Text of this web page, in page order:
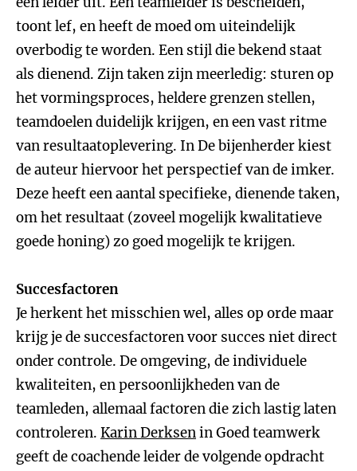
toont lef, en heeft de moed om uiteindelijk
overbodig te worden. Een stijl die bekend staat
als dienend. Zijn taken zijn meerledig: sturen op
het vormingsproces, heldere grenzen stellen,
teamdoelen duidelijk krijgen, en een vast ritme
van resultaatoplevering. In De bijenherder kiest
de auteur hiervoor het perspectief van de imker.
Deze heeft een aantal specifieke, dienende taken,
om het resultaat (zoveel mogelijk kwalitatieve
goede honing) zo goed mogelijk te krijgen.
Succesfactoren
Je herkent het misschien wel, alles op orde maar
krijg je de succesfactoren voor succes niet direct
onder controle. De omgeving, de individuele
kwaliteiten, en persoonlijkheden van de
teamleden, allemaal factoren die zich lastig laten
controleren. Karin Derksenin Goed teamwerk
geeft de coachende leider de volgende opdracht